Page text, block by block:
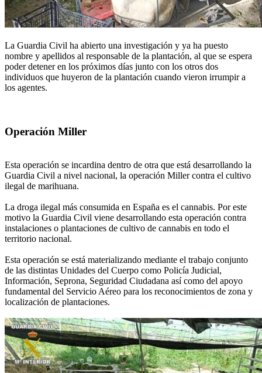
La Guardia Civil ha abierto una investigación y ya ha puesto
nombre y apellidos al responsable de la plantación, al que se espera
poder detener en los próximos días junto con los otros dos
individuos que huyeron de la plantación cuando vieron irrumpir a
los agentes.
Operación Miller
Esta operación se incardina dentro de otra que está desarrollando la
Guardia Civil a nivel nacional, la operación Miller contra el cultivo
ilegal de marihuana.
La droga ilegal más consumida en España es el cannabis. Por este
motivo la Guardia Civil viene desarrollando esta operación contra
instalaciones o plantaciones de cultivo de cannabis en todo el
territorio nacional.
Esta operación se está materializando mediante el trabajo conjunto
de las distintas Unidades del Cuerpo como Policía Judicial,
Información, Seprona, Seguridad Ciudadana así como del apoyo
fundamental del Servicio Aéreo para los reconocimientos de zona y
localización de plantaciones.